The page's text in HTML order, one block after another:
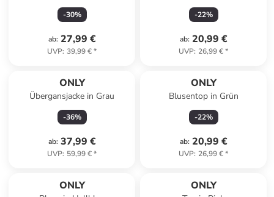
-30%
ab: 27,99 €
UVP: 39,99 €*
-22%
ab: 20,99 €
UVP: 26,99 €*
ONLY
Übergansjacke in Grau
-36%
ab: 37,99 €
UVP: 59,99 €*
ONLY
Blusentop in Grün
-22%
ab: 20,99 €
UVP: 26,99 €*
ONLY ONLY